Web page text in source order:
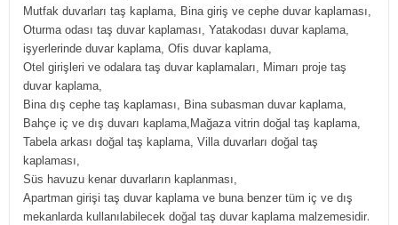
Mutfak duvarları taş kaplama, Bina giriş ve cephe duvar kaplaması,
Oturma odası taş duvar kaplaması, Yatakodası duvar kaplama,
işyerlerinde duvar kaplama, Ofis duvar kaplama,
Otel girişleri ve odalara taş duvar kaplamaları, Mimarı proje taş
duvar kaplama,
Bina dış cephe taş kaplaması, Bina subasman duvar kaplama,
Bahçe iç ve dış duvarı kaplama,Mağaza vitrin doğal taş kaplama,
Tabela arkası doğal taş kaplama, Villa duvarları doğal taş
kaplaması,
Süs havuzu kenar duvarların kaplanması,
Apartman girişi taş duvar kaplama ve buna benzer tüm iç ve dış
mekanlarda kullanılabilecek doğal taş duvar kaplama malzemesidir.